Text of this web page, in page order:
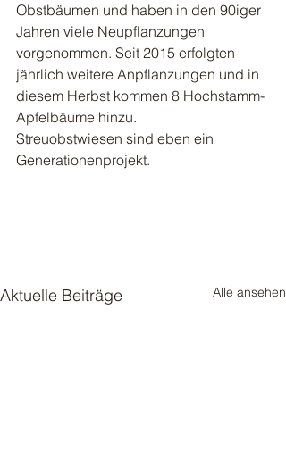
Obstbäumen und haben in den 90iger
Jahren viele Neupflanzungen
vorgenommen. Seit 2015 erfolgten
jährlich weitere Anpflanzungen und in
diesem Herbst kommen 8 Hochstamm-
Apfelbäume hinzu.
Streuobstwiesen sind eben ein
Generationenprojekt.
Aktuelle Beiträge Alle ansehen